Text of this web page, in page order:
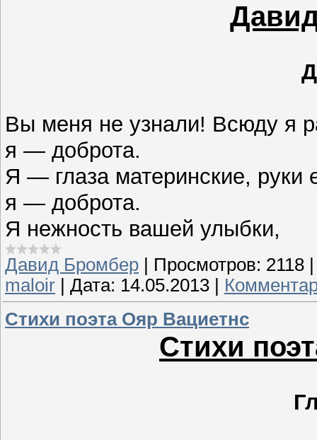
Вы меня не узнали! Всюду я
я — доброта.
Я — глаза материнские, руки
я — доброта.
Я нежность вашей улыбки,
Давид Бромбер Просмотров: 2118
maloir
Дата: 14.05.2013
Стихи поэта Ояр Вациетнс
Стихи